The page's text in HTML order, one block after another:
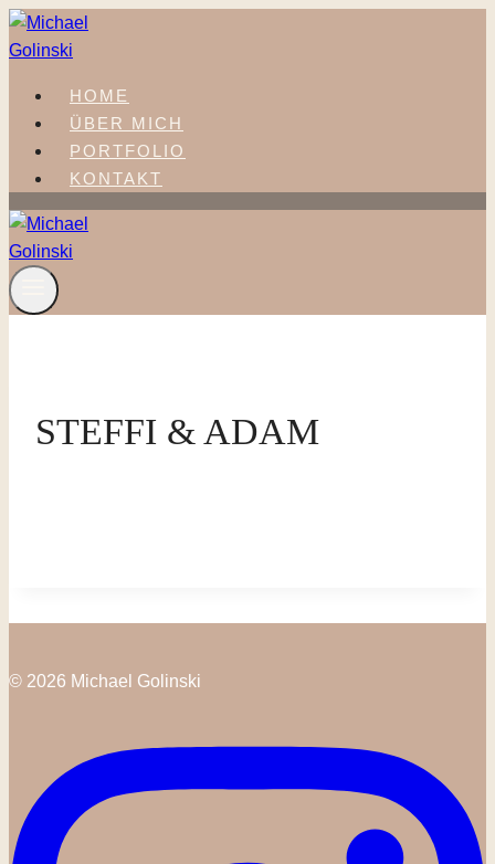
Zum
Inhalt
HOME
ÜBER MICH
PORTFOLIO
KONTAKT
STEFFI & ADAM
© 2026 Michael Golinski